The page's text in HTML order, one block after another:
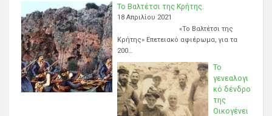
Το Βαλτέτσι της Κρήτης.
18 Απριλίου 2021
«Το Βαλτέτσι της
Κρήτης» Επετειακό αφιέρωμα, για τα
200…
Το
γενεαλογι
κό δένδρο
της
Οικογένει